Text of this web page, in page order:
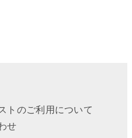
トのご利用について
せ